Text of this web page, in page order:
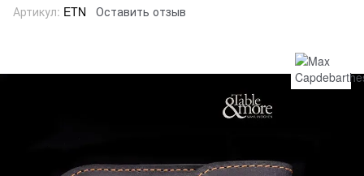
Артикул: ETN Оставить отзыв